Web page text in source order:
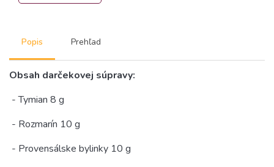
Popis Prehľad
Obsah darčekovej súpravy:
- Tymian 8 g
- Rozmarín 10 g
- Provensálske bylinky 10 g